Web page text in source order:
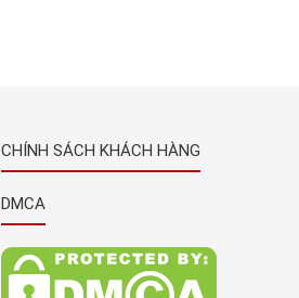
CHÍNH SÁCH KHÁCH HÀNG
DMCA